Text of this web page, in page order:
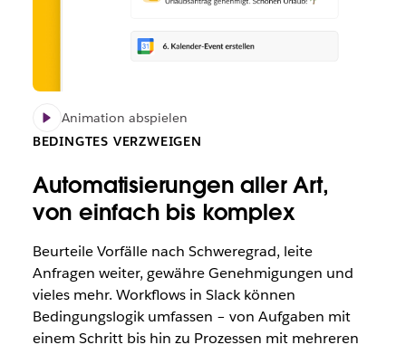
Animation abspielen
BEDINGTES VERZWEIGEN
Automatisierungen aller Art,
von einfach bis komplex
Beurteile Vorfälle nach Schweregrad, leite
Anfragen weiter, gewähre Genehmigungen und
vieles mehr. Workflows in Slack können
Bedingungslogik umfassen – von Aufgaben mit
einem Schritt bis hin zu Prozessen mit mehreren